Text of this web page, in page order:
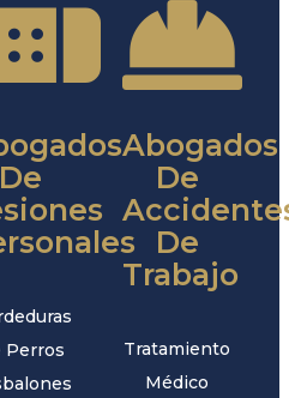
De
Perros
Abogados
De
De
Trabajo
Tratamiento
Médico